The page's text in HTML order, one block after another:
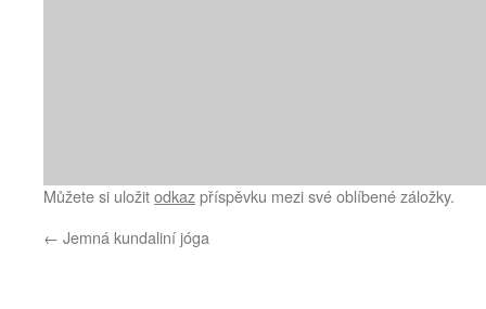
Můžete si uložitodkazpříspěvku mezi své oblíbené záložky.
← Jemná kundaliní jóga